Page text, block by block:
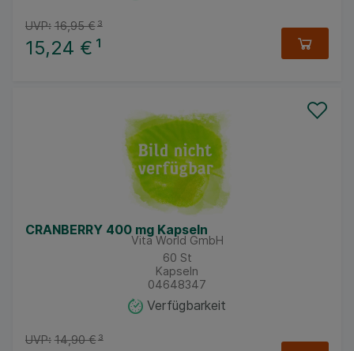
15,24 € ¹
UVP: 16,95 €³
CRANBERRY 400 mg Kapseln
Vita World GmbH
60 St
Kapseln
04648347
Verfügbarkeit
UVP: 14,90 €³